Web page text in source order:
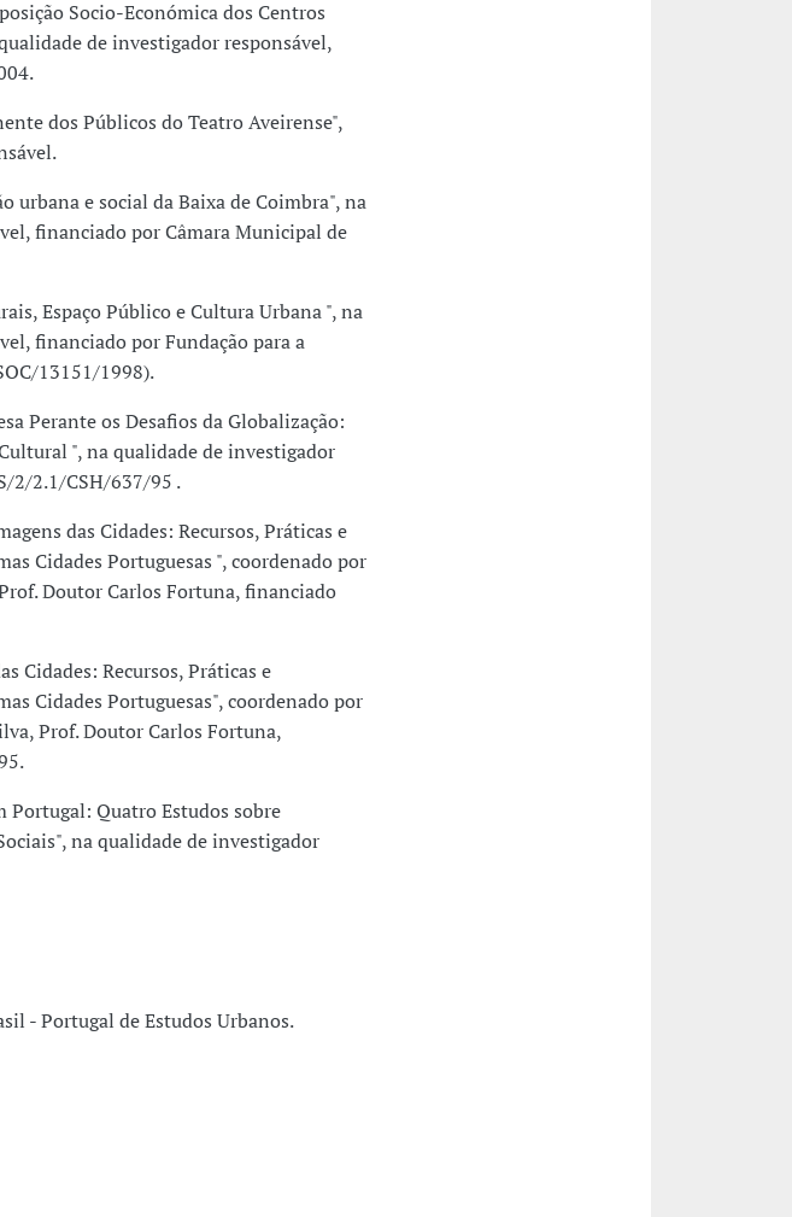
Socio-Económica dos Centros
de investigador responsável,
dos Públicos do Teatro Aveirense",
urbana e social da Baixa de Coimbra", na
financiado por Câmara Municipal de
Espaço Público e Cultura Urbana ", na
financiado por Fundação para a
13151/1998).
Perante os Desafios da Globalização:
", na qualidade de investigador
2/2.1/CSH/637/95 .
das Cidades: Recursos, Práticas e
Cidades Portuguesas ", coordenado por
Doutor Carlos Fortuna, financiado
Cidades: Recursos, Práticas e
Cidades Portuguesas", coordenado por
Prof. Doutor Carlos Fortuna,
Portugal: Quatro Estudos sobre
na qualidade de investigador
- Portugal de Estudos Urbanos.